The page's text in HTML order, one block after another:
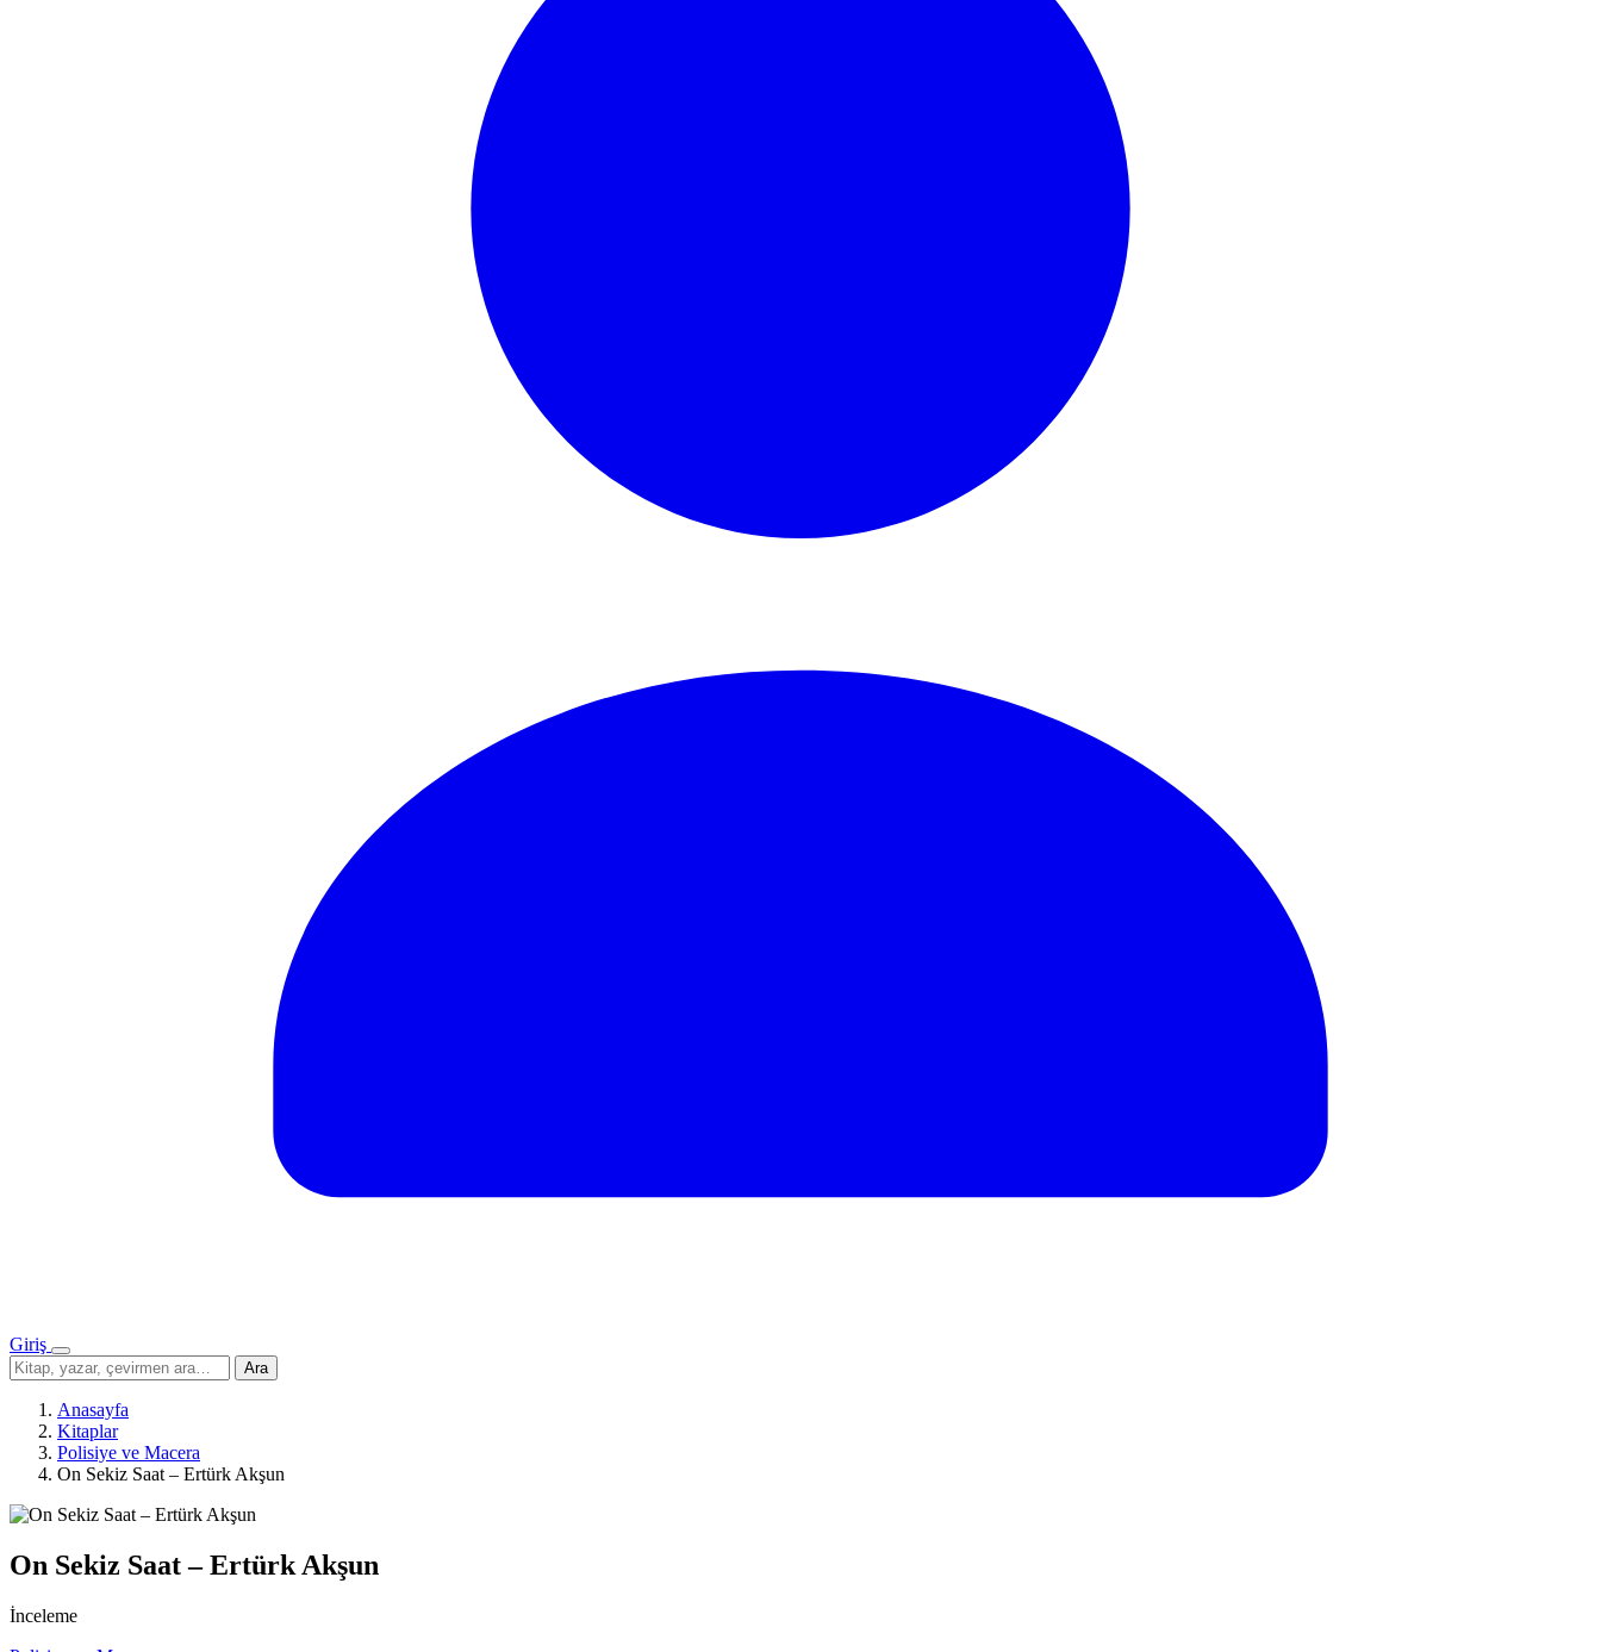
Giriş
Menü
Sitede
ara
Ara
Anasayfa
Kitaplar
Polisiye ve Macera
On Sekiz Saat – Ertürk Akşun
On Sekiz Saat – Ertürk Akşun
İnceleme